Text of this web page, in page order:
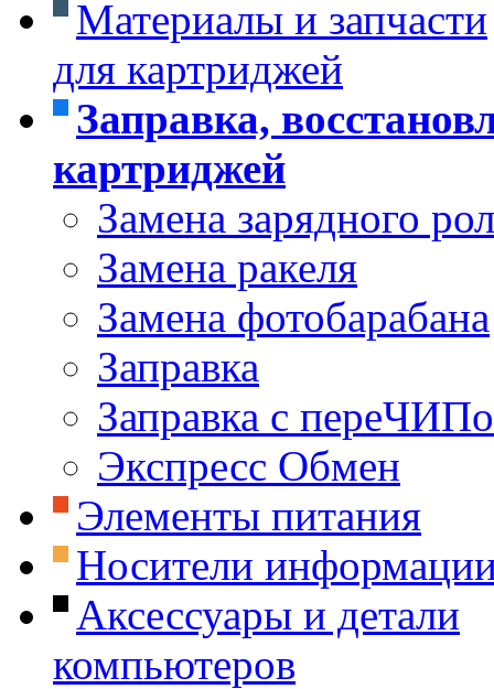
Материалы и запчасти
для картриджей
Заправка,
картриджей
Замена зарядного
Замена ракеля
Замена фотобарабана
Заправка
Заправка с
Экспресс Обмен
Элементы питания
Носители
Аксессуары и детали
компьютеров